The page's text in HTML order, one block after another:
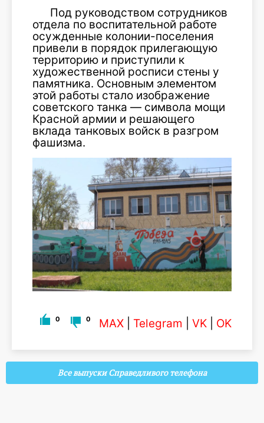
Под руководством сотрудников
отдела по воспитательной работе
осужденные колонии-поселения
привели в порядок прилегающую
территорию и приступили к
художественной росписи стены у
памятника. Основным элементом
этой работы стало изображение
советского танка — символа мощи
Красной армии и решающего
вклада танковых войск в разгром
фашизма.
0 0 MAX Telegram VK OK
Все выпуски Справедливого телефона